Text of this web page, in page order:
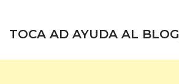
TOCA AD AYUDA AL BLOG